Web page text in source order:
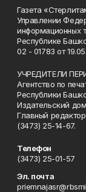
Газета
Управлении
информационных
Республике
02 - 01783 от
УЧРЕДИТЕЛИ
Агентство по
Республики
Издательский
Главный
(3473) 25-14-67.
Телефон
(3473) 25-01-57
Эл. почта